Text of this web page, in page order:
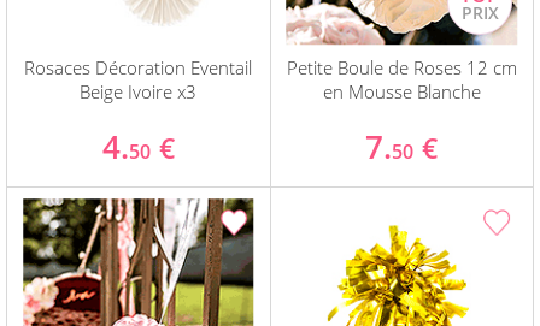
Rosaces Décoration Eventail
Beige Ivoire x3
4.50 €
Petite Boule de Roses 12 cm
en Mousse Blanche
7.50 €